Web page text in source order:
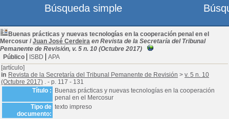
Buenas prácticas y nuevas tecnologías en la cooperación penal en el
Mercosur / Juan José Cerdeira en Revista de la Secretaría del Tribunal
Pemanente de Revisión, v. 5 n. 10 (Octubre 2017)
Público
ISBD
APA
[artículo]
in Revista de la Secretaría del Tribunal Pemanente de Revisión > v. 5 n. 10
(Octubre 2017) . - p. 117 - 131
Título :
Buenas prácticas y nuevas tecnologías en la cooperación
penal en el Mercosur
Tipo de
documento:
texto impreso
Búsqueda simple